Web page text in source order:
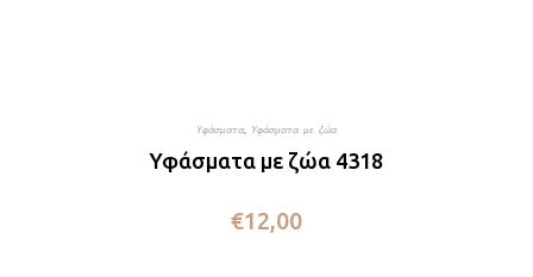
Υφάσματα, Υφάσματα με ζώα
Υφάσματα με ζώα 4318
€12,00